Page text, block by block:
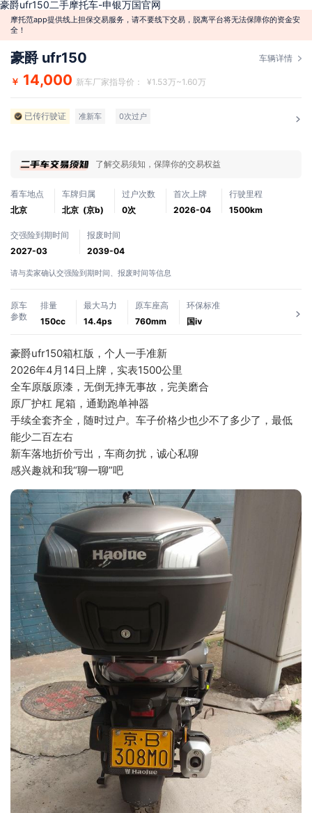
豪爵ufr150二手摩托车-申银万国官网
摩托范app提供线上担保交易服务，请不要线下交易，脱离平台将无法保障你的资金安
全！
豪爵 ufr150 车辆详情
￥ 14,000 新车厂家指导价： ¥1.53万~1.60万
已传行驶证 准新车 0次过户
了解交易须知，保障你的交易权益
看车地点
北京
车牌归属
北京 (京b)
过户次数
0次
首次上牌
2026-04
行驶里程
1500km
交强险到期时间
2027-03
报废时间
2039-04
请与卖家确认交强险到期时间、报废时间等信息
原车
参数
排量
150cc
最大马力
14.4ps
原车座高
760mm
环保标准
国ⅳ
豪爵ufr150箱杠版，个人一手准新
2026年4月14日上牌，实表1500公里
全车原版原漆，无倒无摔无事故，完美磨合
原厂护杠 尾箱，通勤跑单神器
手续全套齐全，随时过户。车子价格少也少不了多少了，最低
能少二百左右
新车落地折价亏出，车商勿扰，诚心私聊
感兴趣就和我“聊一聊”吧